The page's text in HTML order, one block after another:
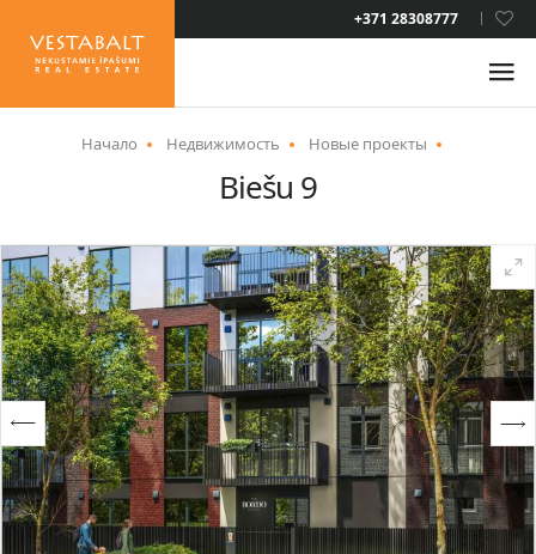
+371 28308777
LAT
ENG
НОВОСТИ
НЕДВИЖИМОСТЬ
УСЛУГИ
ВИД НА ЖИТЕЛЬСТВО
КОНТАКТЫ
Начало Недвижимость Новые проекты
Biešu 9